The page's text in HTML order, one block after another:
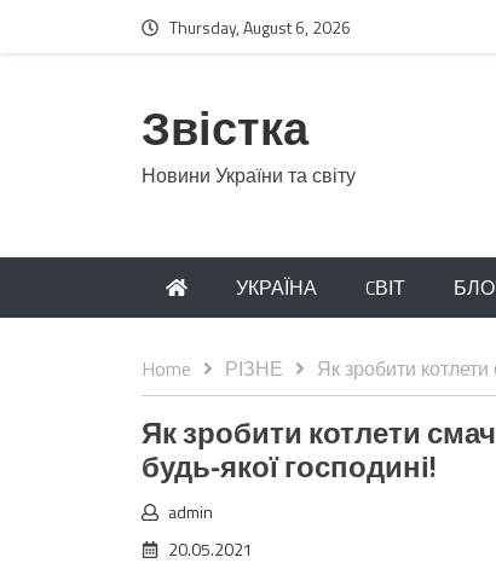
Thursday, August 6, 2026
Звістка
Новини України та світу
УКРАЇНА CВІТ
Home РІЗНЕ Як зробити
Як зробити котлети
будь-якої господині!
admin
20.05.2021